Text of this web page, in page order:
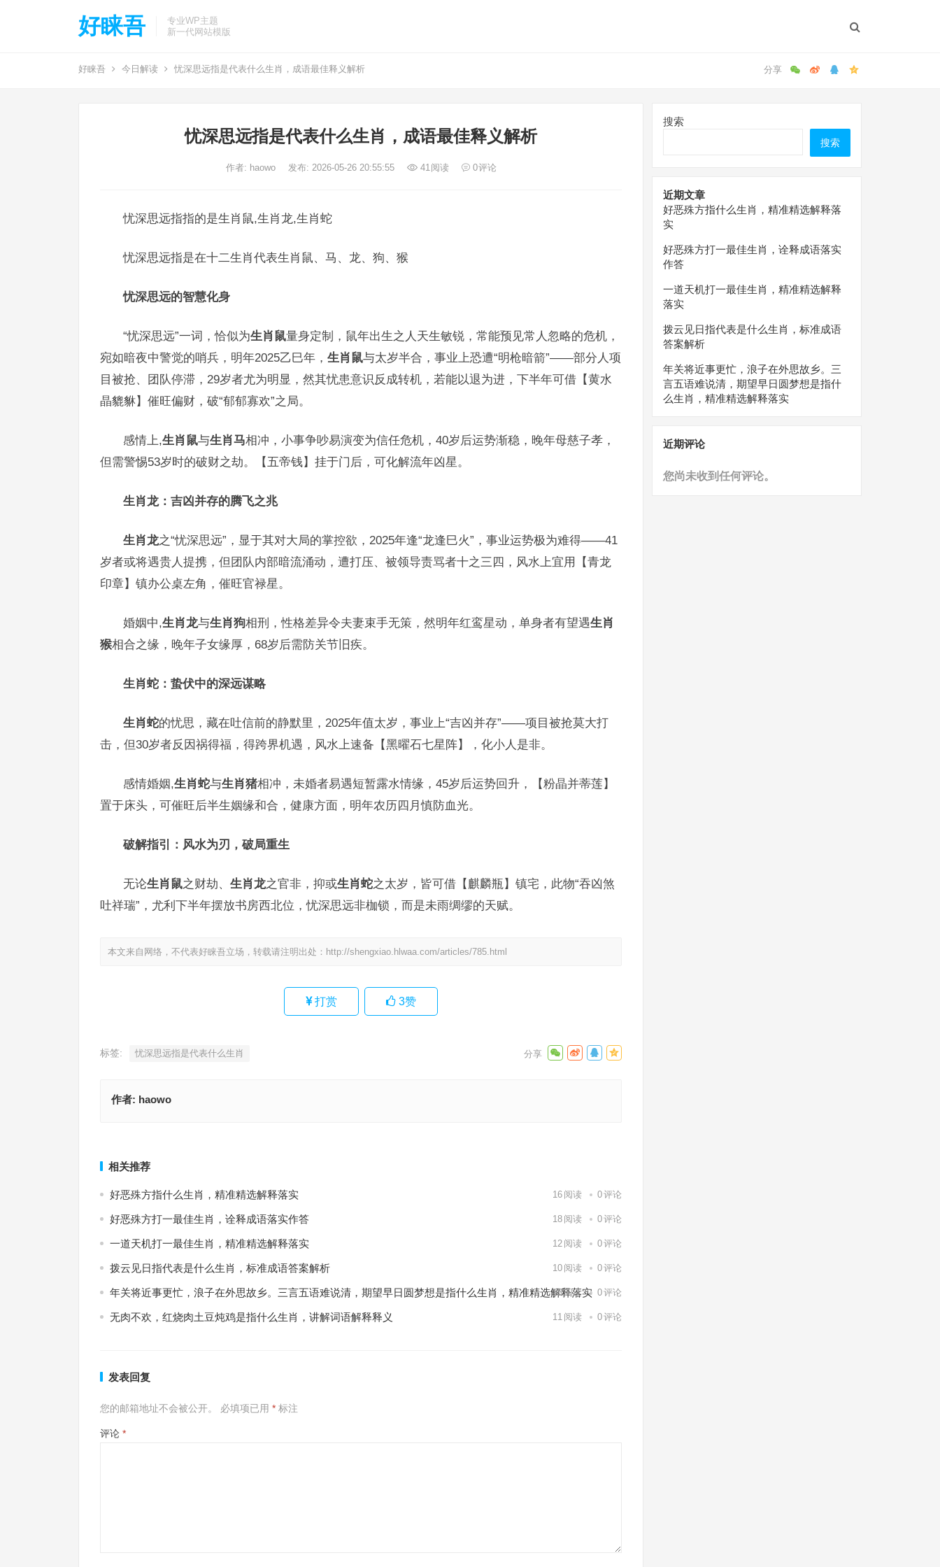
好睐吾
专业WP主题
新一代网站模版
好睐吾 今日解读 忧深思远指是代表什么生肖，成语最佳释义解析
忧深思远指是代表什么生肖，成语最佳释义解析
作者: haowo 发布: 2026-05-26 20:55:55 41阅读 0评论
忧深思远指指的是生肖鼠,生肖龙,生肖蛇
忧深思远指是在十二生肖代表生肖鼠、马、龙、狗、猴
忧深思远的智慧化身
“忧深思远”一词，恰似为生肖鼠量身定制，鼠年出生之人天生敏锐，常能预见常人忽略的危机，
宛如暗夜中警觉的哨兵，明年2025乙巳年， 生肖鼠与太岁半合，事业上恐遭“明枪暗箭”——部分人项
目被抢、团队停滞，29岁者尤为明显，然其忧患意识反成转机，若能以退为进，下半年可借【黄水
晶貔貅】催旺偏财，破“郁郁寡欢”之局。
感情上,生肖鼠与生肖马相冲，小事争吵易演变为信任危机，40岁后运势渐稳，晚年母慈子孝，
但需警惕53岁时的破财之劫。【五帝钱】挂于门后，可化解流年凶星。
生肖龙：吉凶并存的腾飞之兆
生肖龙之“忧深思远”，显于其对大局的掌控欲，2025年逢“龙逢巳火”，事业运势极为难得——41
岁者或将遇贵人提携，但团队内部暗流涌动，遭打压、被领导责骂者十之三四，风水上宜用【青龙
印章】镇办公桌左角，催旺官禄星。
婚姻中,生肖龙与生肖狗相刑，性格差异令夫妻束手无策，然明年红鸾星动，单身者有望遇生肖
猴相合之缘，晚年子女缘厚，68岁后需防关节旧疾。
生肖蛇：蛰伏中的深远谋略
生肖蛇的忧思，藏在吐信前的静默里，2025年值太岁，事业上“吉凶并存”——项目被抢莫大打
击，但30岁者反因祸得福，得跨界机遇，风水上速备【黑曜石七星阵】，化小人是非。
感情婚姻,生肖蛇与生肖猪相冲，未婚者易遇短暂露水情缘，45岁后运势回升，【粉晶并蒂莲】
置于床头，可催旺后半生姻缘和合，健康方面，明年农历四月慎防血光。
破解指引：风水为刃，破局重生
无论生肖鼠之财劫、 生肖龙之官非，抑或生肖蛇之太岁，皆可借【麒麟瓶】镇宅，此物“吞凶煞
吐祥瑞”，尤利下半年摆放书房西北位，忧深思远非枷锁，而是未雨绸缪的天赋。
本文来自网络，不代表好睐吾立场，转载请注明出处： http://shengxiao.hlwaa.com/articles/785.html
打赏 3赞
标签: 忧深思远指是代表什么生肖
作者: haowo
相关推荐
好恶殊方指什么生肖，精准精选解释落实 16 阅读 0评论
好恶殊方打一最佳生肖，诠释成语落实作答 18 阅读 0评论
一道天机打一最佳生肖，精准精选解释落实 12 阅读 0评论
拨云见日指代表是什么生肖，标准成语答案解析 10 阅读 0评论
年关将近事更忙，浪子在外思故乡。三言五语难说清，期望早日圆梦想是指什么生肖，精准精选解释落实
13阅读 0评论
无肉不欢，红烧肉土豆炖鸡是指什么生肖，讲解词语解释释义 11 阅读 0评论
发表回复
您的邮箱地址不会被公开。 必填项已用 * 标注
评论 *
搜索
搜索
近期文章
好恶殊方指什么生肖，精准精选解释落
实
好恶殊方打一最佳生肖，诠释成语落实
作答
一道天机打一最佳生肖，精准精选解释
落实
拨云见日指代表是什么生肖，标准成语
答案解析
年关将近事更忙，浪子在外思故乡。三
言五语难说清，期望早日圆梦想是指什
么生肖，精准精选解释落实
近期评论
您尚未收到任何评论。